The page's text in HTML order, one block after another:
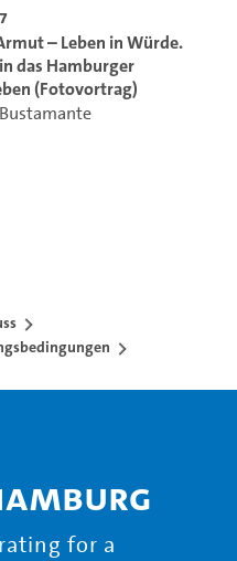
– Leben in Würde.
das Hamburger
(Fotovortrag)
for a